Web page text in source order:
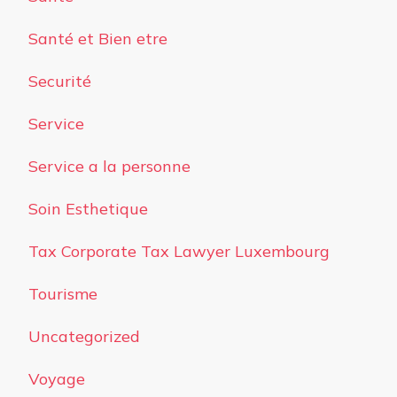
Santé et Bien etre
Securité
Service
Service a la personne
Soin Esthetique
Tax Corporate Tax Lawyer Luxembourg
Tourisme
Uncategorized
Voyage